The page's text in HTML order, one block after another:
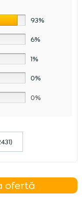
93%
6%
1%
0%
0%
ofertă